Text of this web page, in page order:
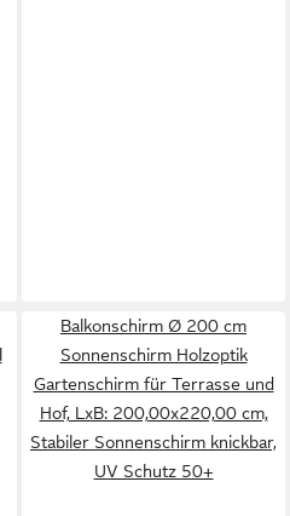
Balkonschirm Ø 200 cm
Sonnenschirm Holzoptik
Gartenschirm für Terrasse und
Hof, LxB: 200,00x220,00 cm,
Stabiler Sonnenschirm knickbar,
UV Schutz 50+